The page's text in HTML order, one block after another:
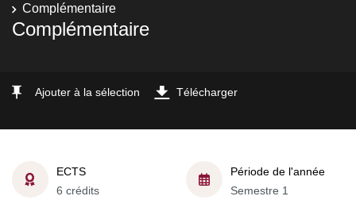
Complémentaire
Complémentaire
Ajouter à la sélection Télécharger
ECTS
6 crédits
Période de l'année
Semestre 1